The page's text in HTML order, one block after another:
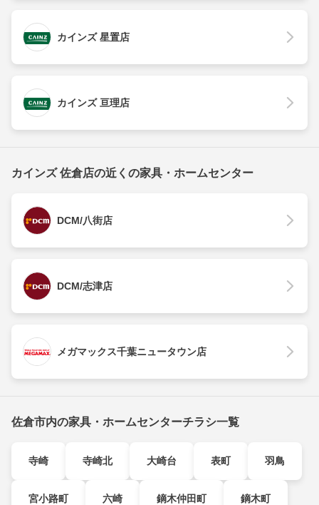
カインズ 星置店
カインズ 亘理店
カインズ 佐倉店の近くの家具・ホームセンター
DCM/八街店
DCM/志津店
メガマックス千葉ニュータウン店
佐倉市内の家具・ホームセンターチラシ一覧
寺崎 寺崎北 大崎台 表町 羽鳥
宮小路町 六崎 鏑木仲田町 鏑木町